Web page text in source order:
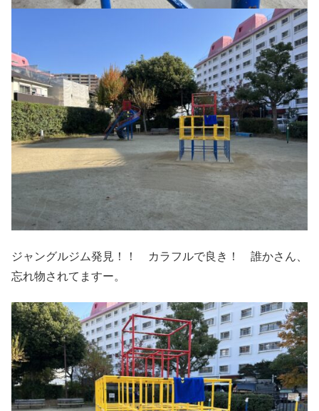
ジャングルジム発見！！ カラフルで良き！ 誰かさん、
忘れ物されてますー。